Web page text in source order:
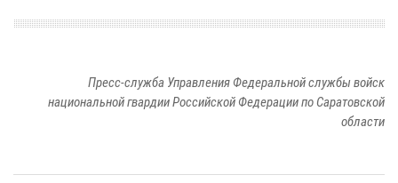
Пресс-служба Управления Федеральной службы войск
национальной гвардии Российской Федерации по Саратовской
области